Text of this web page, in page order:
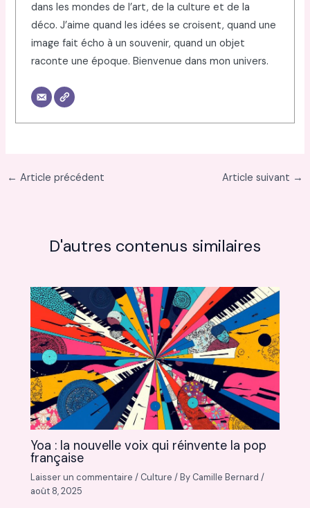
dans les mondes de l’art, de la culture et de la
déco. J’aime quand les idées se croisent, quand une
image fait écho à un souvenir, quand un objet
raconte une époque. Bienvenue dans mon univers.
← Article précédent Article suivant →
D'autres contenus similaires
Yoa : la nouvelle voix qui réinvente la pop
française
Laisser un commentaire / Culture / By Camille Bernard/
août 8, 2025